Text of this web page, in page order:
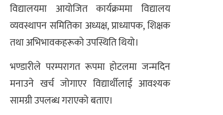
विद्यालयमा आयोजित कार्यक्रममा विद्यालय
व्यवस्थापन समितिका अध्यक्ष, प्राध्यापक, शिक्षक
तथा अभिभावकहरूको उपस्थिति थियो।
भण्डारीले परम्परागत रूपमा होटलमा जन्मदिन
मनाउने खर्च जोगाएर विद्यार्थीलाई आवश्यक
सामग्री उपलब्ध गराएको बताए।